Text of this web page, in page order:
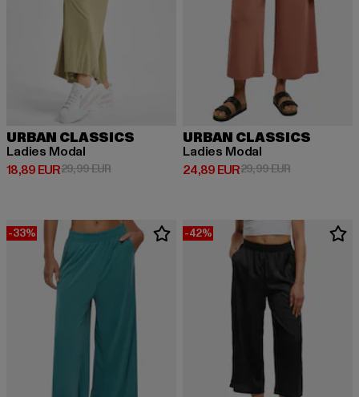
URBAN CLASSICS
Ladies Modal
18,89 EUR
Derzeitiger Preis: 18,89 EUR
29,99 EURAktionspreis: 29,99 EUR
URBAN CLASSICS
Ladies Modal
24,89 EUR
Derzeitiger Preis: 24,89 EUR
29,99 EURAktionspreis:
-33% -42%